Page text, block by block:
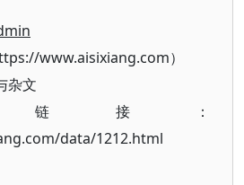
www.aisixiang.com）
杂文
接：
data/1212.html